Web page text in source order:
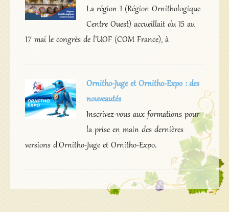
La région 1 (Région Ornithologique
Centre Ouest) accueillait du 15 au
17 mai le congrès de l’UOF (COM France), à
Ornitho-Juge et Ornitho-Expo : des
nouveautés
Inscrivez-vous aux formations pour
la prise en main des dernières
versions d'Ornitho-Juge et Ornitho-Expo.